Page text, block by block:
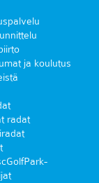
ja koulutus
radat